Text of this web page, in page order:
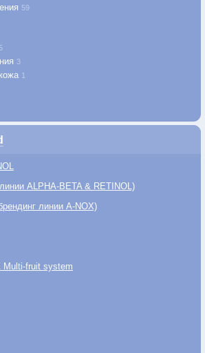
59
5
3
1
ALPHA-BETA & RETINOL)
линии A-NOX)
Multi-fruit system